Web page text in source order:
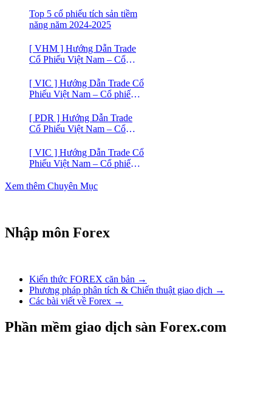
Cổ phiếu BĐS Licogi 14
Top 5 cổ phiếu tích sản tiềm
năng năm 2024-2025
[ VHM ] Hướng Dẫn Trade
Cổ Phiếu Việt Nam – Cổ
[ VIC ] Hướng Dẫn Trade Cổ
Phiếu Việt Nam – Cổ phiếu
[ PDR ] Hướng Dẫn Trade
Cổ Phiếu Việt Nam – Cổ
[ VIC ] Hướng Dẫn Trade Cổ
Phiếu Việt Nam – Cổ phiếu
Xem thêm Chuyên Mục
Nhập môn Forex
Kiến thức FOREX căn bản →
Phương pháp phân tích & Chiến thuật giao dịch →
Các bài viết về Forex →
Phần mềm giao dịch sàn Forex.com